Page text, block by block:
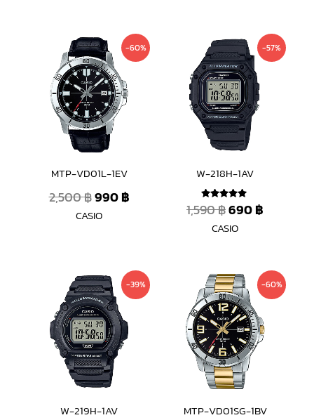
-60%
MTP-VD01L-1EV
2,500฿
Original
price
was:
2,500 ฿.
990฿
Current
price
CASIO
-57%
W-218H-1AV
ให้คะแนน
5.00
คะแนน
1,590฿
Original
price
was:
1,590 ฿.
690฿
Current
price
CASIO
-39%
W-219H-1AV
Original
price
was:
1,300 ฿.
Current
price
790 ฿.
-60%
MTP-VD01SG-1BV
Original
price
was:
3,200 ฿.
Current
price